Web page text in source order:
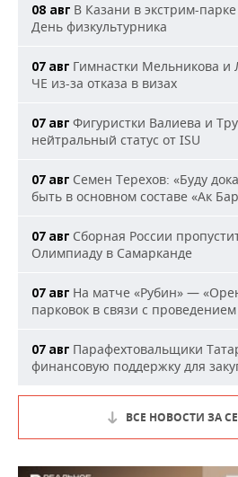
08 авг В Казани в экстрим-
День физкультурника
07 авг Гимнастки Мельникова и
ЧЕ из-за отказа в визах
07 авг Фигуристки Валиева и
нейтральный статус от ISU
07 авг Семен Терехов: «Буду
быть в основном составе «Ак
07 авг Сборная России
Олимпиаду в Самарканде
07 авг На матче «Рубин» —
парковок в связи с
07 авг Парафехтовальщики
финансовую поддержку для
ВСЕ НОВОСТИ ЗА